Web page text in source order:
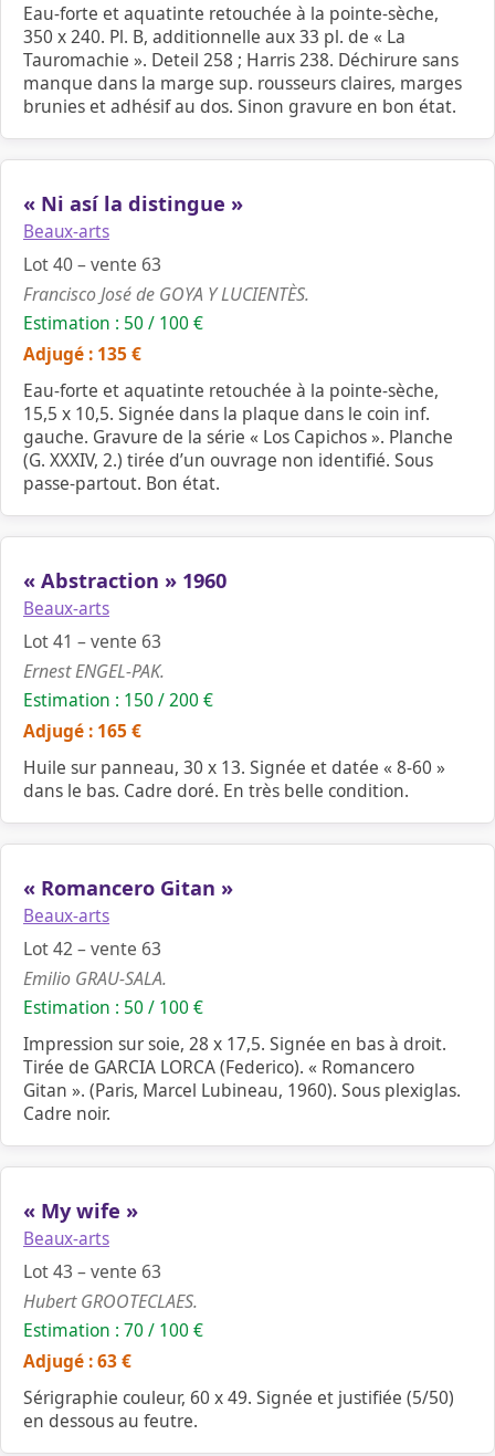
Eau-forte et aquatinte retouchée à la pointe-sèche,
350 x 240. Pl. B, additionnelle aux 33 pl. de « La
Tauromachie ». Deteil 258 ; Harris 238. Déchirure sans
manque dans la marge sup. rousseurs claires, marges
brunies et adhésif au dos. Sinon gravure en bon état.
« Ni así la distingue »
Beaux-arts
Lot 40 – vente 63
Francisco José de GOYA Y LUCIENTÈS.
Estimation : 50 / 100 €
Adjugé : 135 €
Eau-forte et aquatinte retouchée à la pointe-sèche,
15,5 x 10,5. Signée dans la plaque dans le coin inf.
gauche. Gravure de la série « Los Capichos ». Planche
(G. XXXIV, 2.) tirée d’un ouvrage non identifié. Sous
passe-partout. Bon état.
« Abstraction » 1960
Beaux-arts
Lot 41 – vente 63
Ernest ENGEL-PAK.
Estimation : 150 / 200 €
Adjugé : 165 €
Huile sur panneau, 30 x 13. Signée et datée « 8-60 »
dans le bas. Cadre doré. En très belle condition.
« Romancero Gitan »
Beaux-arts
Lot 42 – vente 63
Emilio GRAU-SALA.
Estimation : 50 / 100 €
Impression sur soie, 28 x 17,5. Signée en bas à droit.
Tirée de GARCIA LORCA (Federico). « Romancero
Gitan ». (Paris, Marcel Lubineau, 1960). Sous plexiglas.
Cadre noir.
« My wife »
Beaux-arts
Lot 43 – vente 63
Hubert GROOTECLAES.
Estimation : 70 / 100 €
Adjugé : 63 €
Sérigraphie couleur, 60 x 49. Signée et justifiée (5/50)
en dessous au feutre.